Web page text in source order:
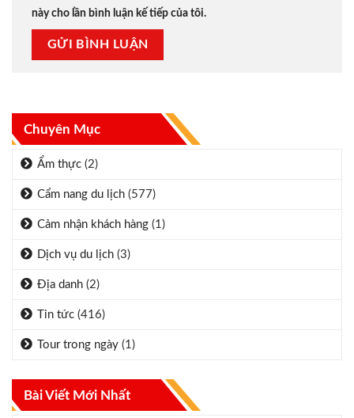
Chuyên Mục
Ẩm thực (2)
Cẩm nang du lịch (577)
Cảm nhận khách hàng (1)
Dịch vụ du lịch (3)
Địa danh (2)
Tin tức (416)
Tour trong ngày (1)
Bài Viết Mới Nhất
này cho lần bình luận kế tiếp của tôi.